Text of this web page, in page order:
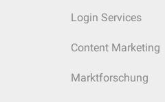
Login Services
Content Marketing
Marktforschung